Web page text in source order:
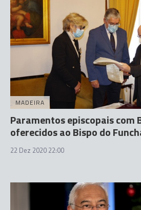
MADEIRA
Paramentos episcopais com
oferecidos ao Bispo do
22 Dez 2020 22:00